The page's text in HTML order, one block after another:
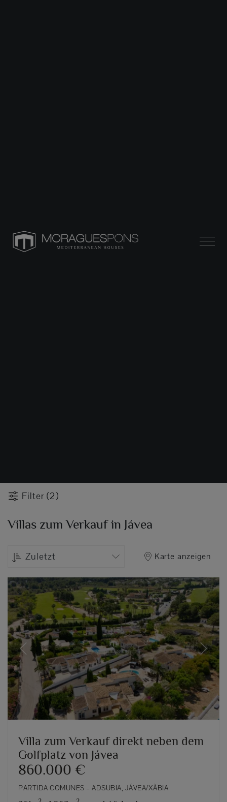
Filter (2)
Villas zum Verkauf in Jávea
Zuletzt Karte anzeigen
Previous Next
Villa zum Verkauf direkt neben dem
Golfplatz von Jávea
860.000 €
PARTIDA COMUNES – ADSUBIA, JÁVEA/XÀBIA